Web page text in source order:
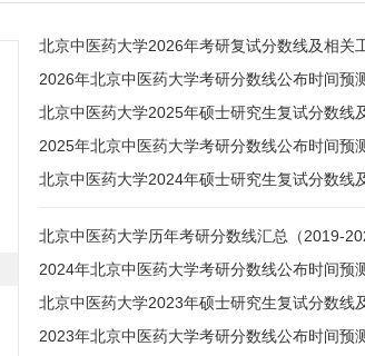
北京中医药大学2026年考研复试分数线及相关
2026年北京中医药大学考研分数线公布时间预
北京中医药大学2025年硕士研究生复试分数线
2025年北京中医药大学考研分数线公布时间预
北京中医药大学2024年硕士研究生复试分数线
北京中医药大学历年考研分数线汇总（2019-
2024年北京中医药大学考研分数线公布时间预
北京中医药大学2023年硕士研究生复试分数线
2023年北京中医药大学考研分数线公布时间预